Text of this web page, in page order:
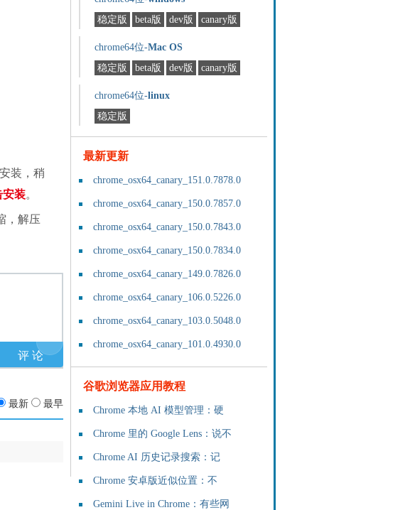
装，稍
安装。
，解压
最新 最早
稳定版
beta版 dev版 canary版
chrome64位-Mac OS
稳定版
beta版 dev版 canary版
chrome64位-linux
稳定版
最新更新
chrome_osx64_canary_151.0.7878.0
chrome_osx64_canary_150.0.7857.0
chrome_osx64_canary_150.0.7843.0
chrome_osx64_canary_150.0.7834.0
chrome_osx64_canary_149.0.7826.0
chrome_osx64_canary_106.0.5226.0
chrome_osx64_canary_103.0.5048.0
chrome_osx64_canary_101.0.4930.0
谷歌浏览器应用教程
Chrome 本地 AI 模型管理：硬
Chrome 里的 Google Lens：说不
Chrome AI 历史记录搜索：记
Chrome 安卓版近似位置：不
Gemini Live in Chrome：有些网